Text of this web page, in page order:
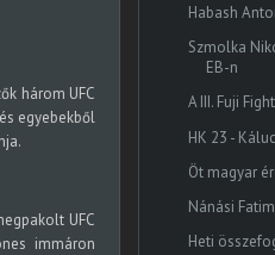
három UFC
egyebekből
UFC
immáron
Habash
Szmolka
EB-n
A III. Fuji
HK 23 -
Öt magyar
Nánási
Heti